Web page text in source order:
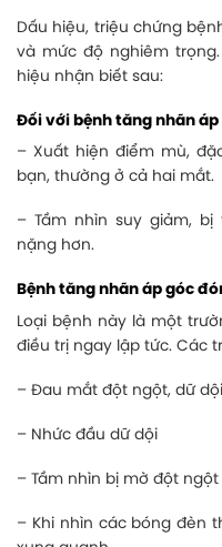
Dấu hiệu, triệu chứng
và mức độ nghiêm
hiệu nhận biết sau:
Đối với bệnh tăng nhãn
– Xuất hiện điểm mù,
bạn, thường ở cả hai mắt.
– Tầm nhìn suy giảm,
nặng hơn.
Bệnh tăng nhãn áp góc
Loại bệnh này là một
điều trị ngay lập tức. Các
– Đau mắt đột ngột, dữ dội
– Nhức đầu dữ dội
– Tầm nhìn bị mờ đột ngột
– Khi nhìn các bóng đèn